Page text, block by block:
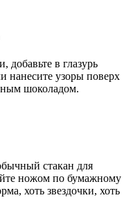
добавьте в глазурь
нанесите узоры поверх
шоколадом.
стакан для
ножом по бумажному
хоть звездочки, хоть